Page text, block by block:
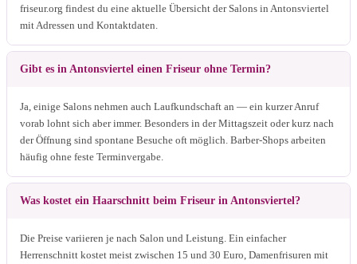
friseur.org findest du eine aktuelle Übersicht der Salons in Antonsviertel
mit Adressen und Kontaktdaten.
Gibt es in Antonsviertel einen Friseur ohne Termin?
Ja, einige Salons nehmen auch Laufkundschaft an — ein kurzer Anruf
vorab lohnt sich aber immer. Besonders in der Mittagszeit oder kurz nach
der Öffnung sind spontane Besuche oft möglich. Barber-Shops arbeiten
häufig ohne feste Terminvergabe.
Was kostet ein Haarschnitt beim Friseur in Antonsviertel?
Die Preise variieren je nach Salon und Leistung. Ein einfacher
Herrenschnitt kostet meist zwischen 15 und 30 Euro, Damenfrisuren mit